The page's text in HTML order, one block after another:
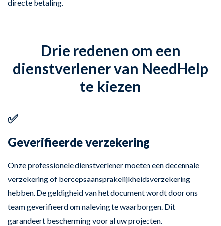
directe betaling.
Drie redenen om een
dienstverlener van NeedHelp
te kiezen
✅
Geverifieerde verzekering
Onze professionele dienstverlener moeten een decennale
verzekering of beroepsaansprakelijkheidsverzekering
hebben. De geldigheid van het document wordt door ons
team geverifieerd om naleving te waarborgen. Dit
garandeert bescherming voor al uw projecten.